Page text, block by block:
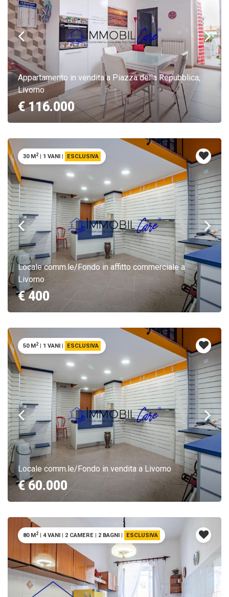
Appartamento in vendita a Piazza della Repubblica,
Livorno
€ 116.000
Locale comm.le/Fondo in affitto commerciale a
Livorno
€ 400
30 M2 | 1 VANI | ESCLUSIVA
Locale comm.le/Fondo in vendita a Livorno
€ 60.000
50 M2 | 1 VANI | ESCLUSIVA
80 M2 | 4 VANI | 2 CAMERE | 2 BAGNI | ESCLUSIVA